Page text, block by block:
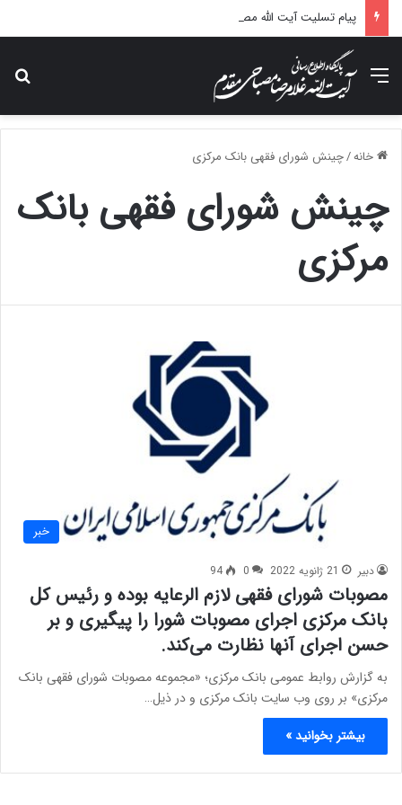
منو
خانه/چینش شورای فقهی بانک مرکزی
چینش شورای فقهی بانک
مرکزی
خبر
دبیر 21 ژانویه 2022 0
94
مصوبات شورای فقهی لازم‌ الرعایه بوده و رئیس کل
بانک مرکزی اجرای مصوبات شورا را پیگیری و بر
حسن اجرای آنها نظارت می‌کند.
به گزارش روابط عمومی بانک مرکزی؛ «مجموعه مصوبات شورای فقهی بانک
مرکزی» بر روی وب سایت بانک مرکزی و در ذیل…
بیشتر بخوانید »